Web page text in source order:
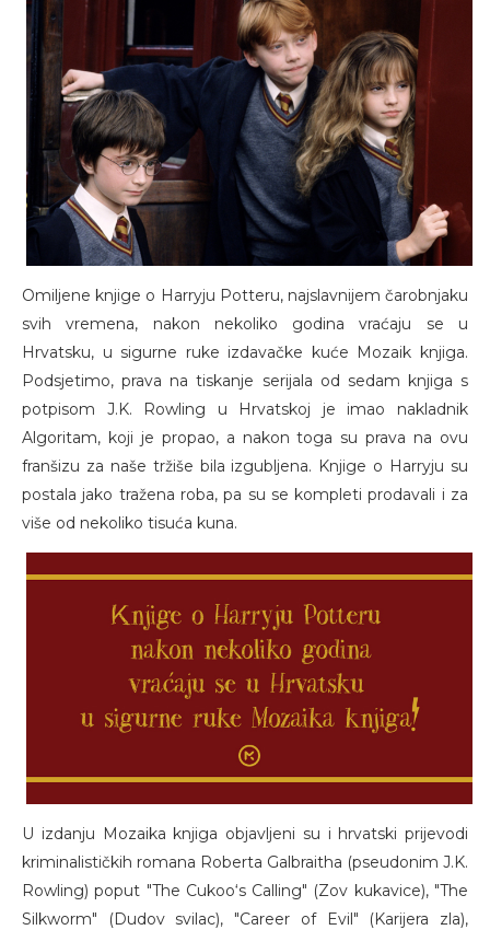
Omiljene knjige o Harryju Potteru, najslavnijem čarobnjaku
svih vremena, nakon nekoliko godina vraćaju se u
Hrvatsku, u sigurne ruke izdavačke kuće Mozaik knjiga.
Podsjetimo, prava na tiskanje serijala od sedam knjiga s
potpisom J.K. Rowling u Hrvatskoj je imao nakladnik
Algoritam, koji je propao, a nakon toga su prava na ovu
franšizu za naše tržiše bila izgubljena. Knjige o Harryju su
postala jako tražena roba, pa su se kompleti prodavali i za
više od nekoliko tisuća kuna.
U izdanju Mozaika knjiga objavljeni su i hrvatski prijevodi
kriminalističkih romana Roberta Galbraitha (pseudonim J.K.
Rowling) poput "The Cukoo‘s Calling" (Zov kukavice), "The
Silkworm" (Dudov svilac), "Career of Evil" (Karijera zla),